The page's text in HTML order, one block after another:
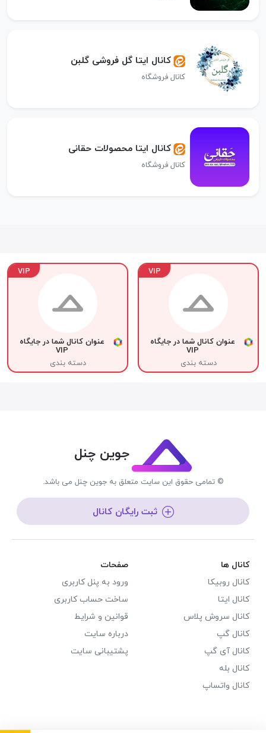
کانال ایتا گل فروشی گلبن
کانال فروشگاه
کانال ایتا محصولات حقانی
کانال فروشگاه
VIP
عنوان کانال شما در جایگاه
VIP
دسته بندی
VIP
عنوان کانال شما در جایگاه
VIP
دسته بندی
جوین چنل
© تمامی حقوق این سایت متعلق به جوین چنل می باشد.
ثبت رایگان کانال
کانال ها
کانال روبیکا
کانال ایتا
کانال سروش پلاس
کانال گپ
کانال آی گپ
کانال بله
کانال واتساپ
صفحات
ورود به پنل کاربری
ساخت حساب کاربری
قوانین و شرایط
درباره سایت
پشتیبانی سایت